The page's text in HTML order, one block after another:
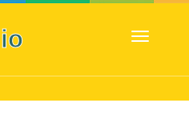
Zobrazit